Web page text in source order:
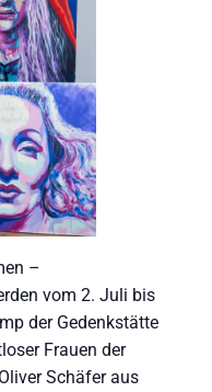
–
vom 2. Juli bis
der Gedenkstätte
Frauen der
Schäfer aus